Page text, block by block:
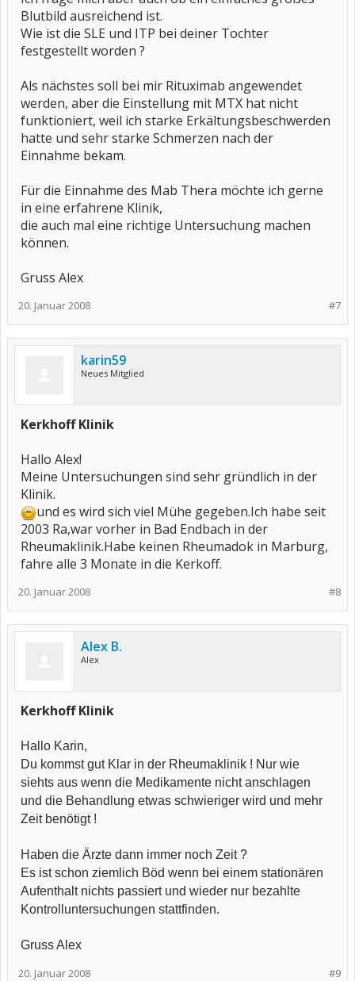
Blutbild ausreichend ist.
Wie ist die SLE und ITP bei deiner Tochter
festgestellt worden ?
Als nächstes soll bei mir Rituximab angewendet
werden, aber die Einstellung mit MTX hat nicht
funktioniert, weil ich starke Erkältungsbeschwerden
hatte und sehr starke Schmerzen nach der
Einnahme bekam.
Für die Einnahme des Mab Thera möchte ich gerne
in eine erfahrene Klinik,
die auch mal eine richtige Untersuchung machen
können.
Gruss Alex
#7
20. Januar 2008
karin59
Neues Mitglied
Kerkhoff Klinik
Hallo Alex!
Meine Untersuchungen sind sehr gründlich in der
Klinik.
und es wird sich viel Mühe gegeben.Ich habe seit
2003 Ra,war vorher in Bad Endbach in der
Rheumaklinik.Habe keinen Rheumadok in Marburg,
fahre alle 3 Monate in die Kerkoff.
#8
20. Januar 2008
Alex B.
Alex
Kerkhoff Klinik
Hallo Karin,
Du kommst gut Klar in der Rheumaklinik ! Nur wie
siehts aus wenn die Medikamente nicht anschlagen
und die Behandlung etwas schwieriger wird und mehr
Zeit benötigt !
Haben die Ärzte dann immer noch Zeit ?
Es ist schon ziemlich Böd wenn bei einem stationären
Aufenthalt nichts passiert und wieder nur bezahlte
Kontrolluntersuchungen stattfinden.
Gruss Alex
#9
20. Januar 2008